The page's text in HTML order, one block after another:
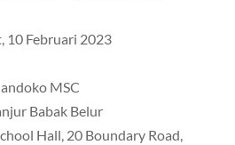
10 Februari 2023
MSC
Babak Belur
Hall, 20 Boundary Road,